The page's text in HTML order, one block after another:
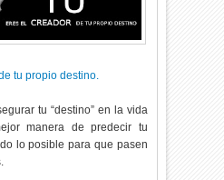
tu propio destino.
tu “destino” en la vida
manera de predecir tu
lo posible para que pasen